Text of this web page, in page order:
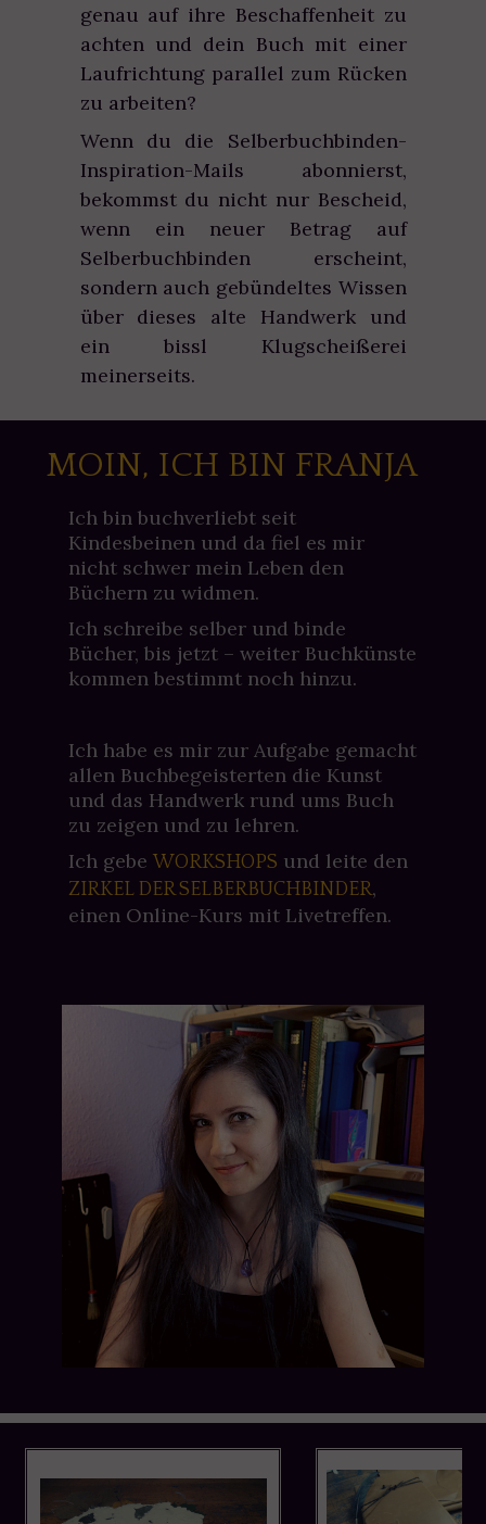
genau auf ihre Beschaffenheit zu
achten und dein Buch mit einer
Laufrichtung parallel zum Rücken
zu arbeiten?
Wenn du die Selberbuchbinden-
Inspiration-Mails abonnierst,
bekommst du nicht nur Bescheid,
wenn ein neuer Betrag auf
Selberbuchbinden erscheint,
sondern auch gebündeltes Wissen
über dieses alte Handwerk und
ein bissl Klugscheißerei
meinerseits.
MOIN, ICH BIN FRANJA
Ich bin buchverliebt seit
Kindesbeinen und da fiel es mir
nicht schwer mein Leben den
Büchern zu widmen.
Ich schreibe selber und binde
Bücher, bis jetzt – weiter Buchkünste
kommen bestimmt noch hinzu.
Ich habe es mir zur Aufgabe gemacht
allen Buchbegeisterten die Kunst
und das Handwerk rund ums Buch
zu zeigen und zu lehren.
Ich gebeWORKSHOPS und leite den
ZIRKEL DER SELBERBUCHBINDER,
einen Online-Kurs mit Livetreffen.